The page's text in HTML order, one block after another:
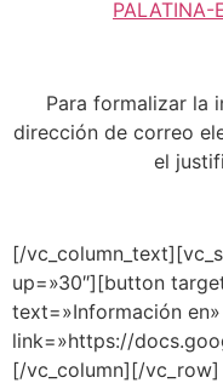
PALATINA-
Para formalizar la
dirección de correo
el
[/
up=»30″][button
text=»Información en»
link=»https://
[/vc_column][/vc_row]